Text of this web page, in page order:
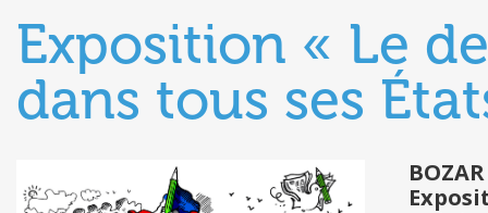
Exposition « Le
dans tous ses
BOZAR